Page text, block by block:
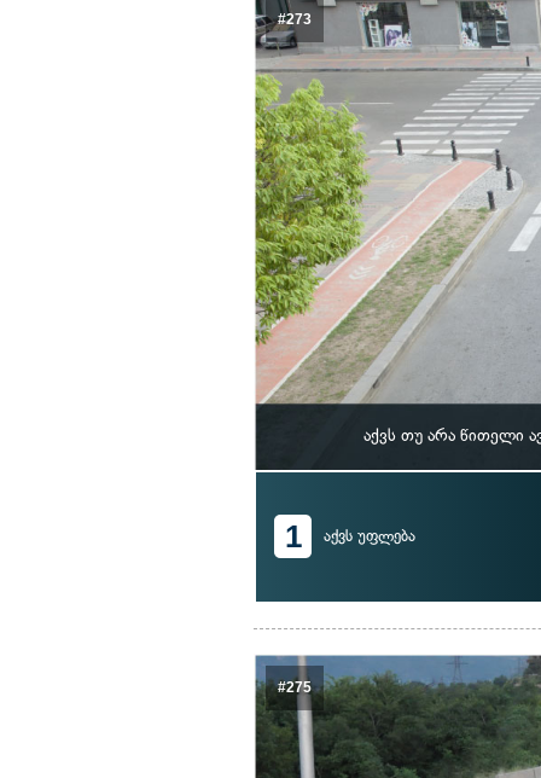
#273
აქვს თუ არა წითელი
1 აქვს უფლება
#275